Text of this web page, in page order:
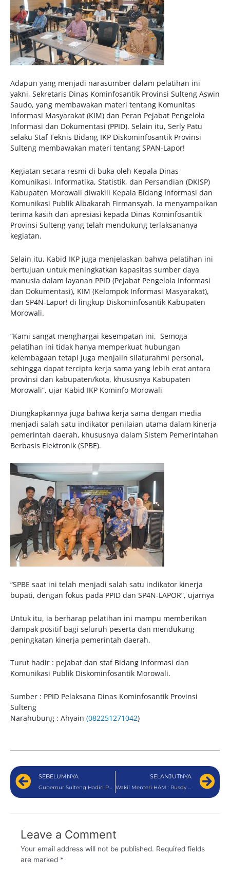
Adapun yang menjadi narasumber dalam pelatihan ini
yakni, Sekretaris Dinas Kominfosantik Provinsi Sulteng Aswin
Saudo, yang membawakan materi tentang Komunitas
Informasi Masyarakat (KIM) dan Peran Pejabat Pengelola
Informasi dan Dokumentasi (PPID). Selain itu, Serly Patu
selaku Staf Teknis Bidang IKP Diskominfosantik Provinsi
Sulteng membawakan materi tentang SPAN-Lapor!
Kegiatan secara resmi di buka oleh Kepala Dinas
Komunikasi, Informatika, Statistik, dan Persandian (DKISP)
Kabupaten Morowali diwakili Kepala Bidang Informasi dan
Komunikasi Publik Albakarah Firmansyah. Ia menyampaikan
terima kasih dan apresiasi kepada Dinas Kominfosantik
Provinsi Sulteng yang telah mendukung terlaksananya
kegiatan.
Selain itu, Kabid IKP juga menjelaskan bahwa pelatihan ini
bertujuan untuk meningkatkan kapasitas sumber daya
manusia dalam layanan PPID (Pejabat Pengelola Informasi
dan Dokumentasi), KIM (Kelompok Informasi Masyarakat),
dan SP4N-Lapor! di lingkup Diskominfosantik Kabupaten
Morowali.
“Kami sangat menghargai kesempatan ini, Semoga
pelatihan ini tidak hanya memperkuat hubungan
kelembagaan tetapi juga menjalin silaturahmi personal,
sehingga dapat tercipta kerja sama yang lebih erat antara
provinsi dan kabupaten/kota, khususnya Kabupaten
Morowali”, ujar Kabid IKP Kominfo Morowali
Diungkapkannya juga bahwa kerja sama dengan media
menjadi salah satu indikator penilaian utama dalam kinerja
pemerintah daerah, khususnya dalam Sistem Pemerintahan
Berbasis Elektronik (SPBE).
“SPBE saat ini telah menjadi salah satu indikator kinerja
bupati, dengan fokus pada PPID dan SP4N-LAPOR”, ujarnya
Untuk itu, ia berharap pelatihan ini mampu memberikan
dampak positif bagi seluruh peserta dan mendukung
peningkatan kinerja pemerintah daerah.
Turut hadir : pejabat dan staf Bidang Informasi dan
Komunikasi Publik Diskominfosantik Morowali.
Sumber : PPID Pelaksana Dinas Kominfosantik Provinsi
Sulteng
Narahubung : Ahyain (082251271042)
SEBELUMNYA
Gubernur Sulteng Hadiri Penyerahan DIPA dan TKD
SELANJUTNYA
Wakil Menteri HAM : Rusdy Mastura The Champion Of Human Rights
Leave a Comment
Your email address will not be published. Required fields
are marked *